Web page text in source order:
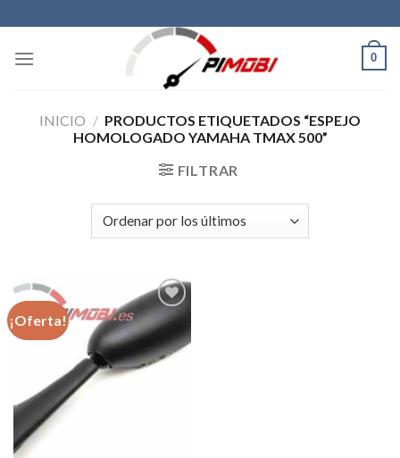
to
content
0
INICIO / PRODUCTOS ETIQUETADOS “ESPEJO
HOMOLOGADO YAMAHA TMAX 500”
FILTRAR
¡Oferta!
Añadir
a la